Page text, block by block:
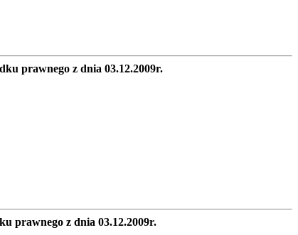
prawnego z dnia 03.12.2009r.
prawnego z dnia 03.12.2009r.